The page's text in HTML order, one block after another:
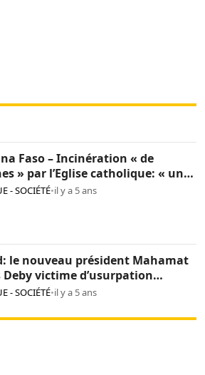
Faso – Incinération « de
» par l’Eglise catholique: « une
culturelle et une provocation
- SOCIÉTÉ•il y a 5 ans
le nouveau président Mahamat
Deby victime d’usurpation
- SOCIÉTÉ•il y a 5 ans